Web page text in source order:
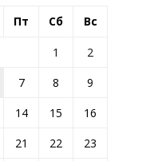
Пт Сб Вс
1
2
7 8
9
14 15
16
21 22
23